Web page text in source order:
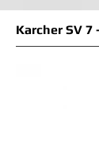
Karcher SV 7